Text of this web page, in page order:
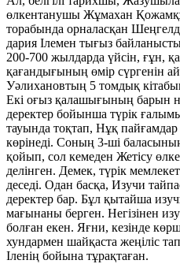
өлкентанушы Жұмахан
торабында орналасқан
дария Ілемен тығыз
200-700 жылдарда үйсін, ғұн,
қағандығының өмір сүргенін
Уәлихановтың 5 томдық
Екі оғыз қалашығының барын
деректер бойынша түрік
тауында тоқтап, Нұқ
көрінеді. Соның 3-ші
қойып, сол кемеден Жетісу
делінген. Демек, түрік
деседі. Одан басқа, Изучи
деректер бар. Бұл қытайша
мағынаны берген. Негізінен
болған екен. Яғни, кезінде
хундармен шайқаста жеңіліс
Іленің бойына тұрақтаған.